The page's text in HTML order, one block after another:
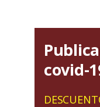
covid-